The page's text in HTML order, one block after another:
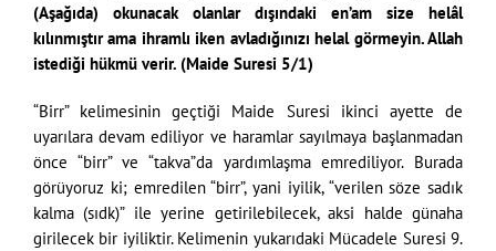
(Aşağıda) okunacak olanlar dışındaki en’am size helâl
kılınmıştır ama ihramlı iken avladığınızı helal görmeyin. Allah
istediği hükmü verir. (Maide Suresi 5/1)
“Birr” kelimesinin geçtiği Maide Suresi ikinci ayette de
uyarılara devam ediliyor ve haramlar sayılmaya başlanmadan
önce “birr” ve “takva”da yardımlaşma emrediliyor. Burada
görüyoruz ki; emredilen “birr”, yani iyilik, “verilen söze sadık
kalma (sıdk)” ile yerine getirilebilecek, aksi halde günaha
girilecek bir iyiliktir. Kelimenin yukarıdaki Mücadele Suresi 9.